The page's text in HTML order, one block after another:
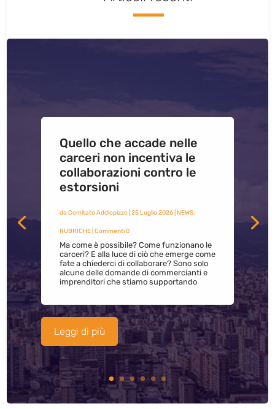
Quello che accade nelle
carceri non incentiva le
collaborazioni contro le
estorsioni
da Comitato Addiopizzo| 25 Luglio 2026| NEWS,
RUBRICHE| Commenti 0
Ma come è possibile? Come funzionano le
carceri? E alla luce di ciò che emerge come
fate a chiederci di collaborare? Sono solo
alcune delle domande di commercianti e
imprenditori che stiamo supportando
Leggi di più